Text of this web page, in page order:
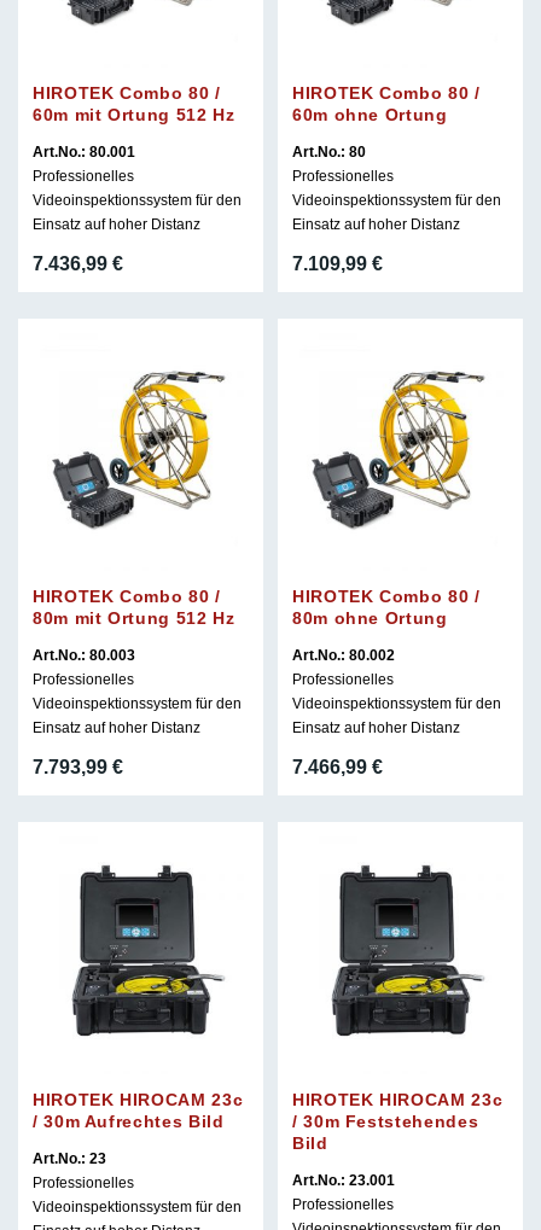
HIROTEK Combo 80 /
60m mit Ortung 512 Hz
Art.No.: 80.001
Professionelles
Videoinspektionssystem für den
Einsatz auf hoher Distanz
7.436,99 €
HIROTEK Combo 80 /
60m ohne Ortung
Art.No.: 80
Professionelles
Videoinspektionssystem für den
Einsatz auf hoher Distanz
7.109,99 €
HIROTEK Combo 80 /
80m mit Ortung 512 Hz
Art.No.: 80.003
Professionelles
Videoinspektionssystem für den
Einsatz auf hoher Distanz
7.793,99 €
HIROTEK Combo 80 /
80m ohne Ortung
Art.No.: 80.002
Professionelles
Videoinspektionssystem für den
Einsatz auf hoher Distanz
7.466,99 €
HIROTEK HIROCAM 23c
/ 30m Aufrechtes Bild
Art.No.: 23
Professionelles
Videoinspektionssystem für den
HIROTEK HIROCAM 23c
/ 30m Feststehendes
Bild
Art.No.: 23.001
Professionelles